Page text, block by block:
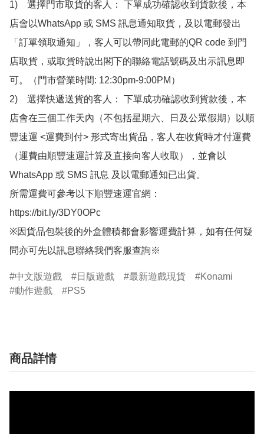
1)　選擇門市取貨的客人： 下單成功確認收到貨款後，本
店會以WhatsApp 或 SMS 訊息通知取貨，及以電郵發出
「訂單領取通知」，客人可以帶同此電郵的QR code 到門
店取貨，或取貨時說出閣下的聯絡電話號碼及出示訊息即
可。（門市營業時間: 12:30pm-9:00PM）
2)　選擇快遞送貨的客人： 下單成功確認收到貨款後，本
店會在三個工作天內（不包括星期六、日及公眾假期）以順
豐速運 <運費到付> 形式寄出貨品，客人在收貨時才付運費
（運費由順豐速運計算及直接向客人收取），並會以
WhatsApp 或 SMS 訊息 及以電郵通知已出貨。
所需運費可參考以下順豐速運官網：
https://bit.ly/3DY0OPc
※因貨品包裝後的外盒體積都會影響運費計算，如有任何疑
問亦可先以訊息聯絡我們客服查詢※
中文版遊戲 日版遊戲 最新遊戲現貨
Konami
動作遊戲
PS5
商品詳情